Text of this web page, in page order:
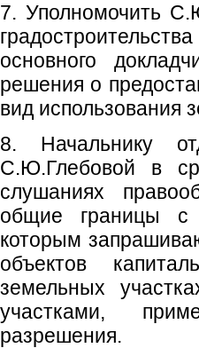
7. Уполномочить
основного
решения о
вид использования
8. Начальнику
С.Ю.Глебовой в
слушаниях
общие границы с
которым
объектов
земельных
участками,
разрешения.